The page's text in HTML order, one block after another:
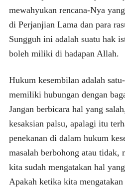
mewahyukan rencana-Nya
di Perjanjian Lama dan para
Sungguh ini adalah suatu hak
boleh miliki di hadapan Allah.
Hukum kesembilan adalah
memiliki hubungan dengan
Jangan berbicara hal yang
kesaksian palsu, apalagi itu
penekanan di dalam hukum
masalah berbohong atau tidak,
kita sudah mengatakan hal
Apakah ketika kita mengatakan